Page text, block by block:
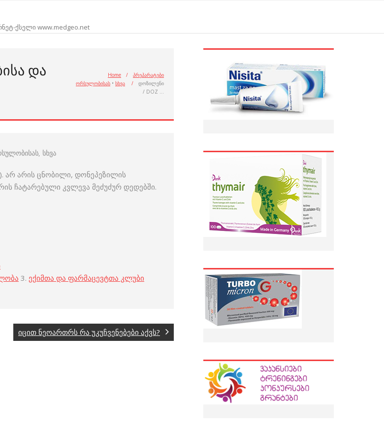
ქსელი www.medgeo.net
ᲓᲐ Home /
პრეპარატები
ორსულობისას • სხვა /
დოზილენი
/ DOZ …
, სხვა
არ არის ცნობილი, დონეპეზილის
ჩატარებული კვლევა მეძუძურ დედებში.
3. ექიმთა და ფარმაცევტთა კლუბი
იცით ნეოართრს რა უკუჩვენებები აქვს?